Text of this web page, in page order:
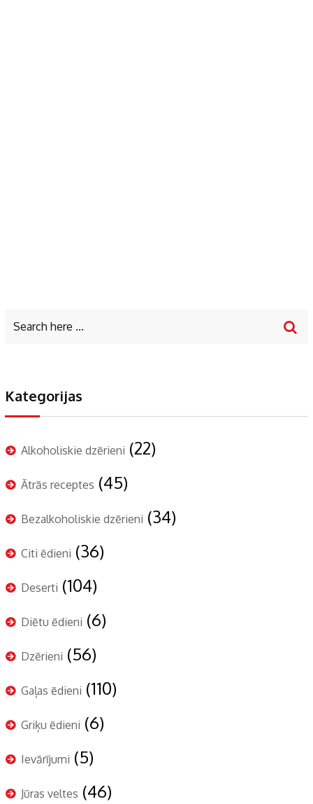
Kategorijas
Alkoholiskie dzērieni (22)
Ātrās receptes (45)
Bezalkoholiskie dzērieni (34)
Citi ēdieni (36)
Deserti (104)
Diētu ēdieni (6)
Dzērieni (56)
Gaļas ēdieni (110)
Griķu ēdieni (6)
Ievārījumi (5)
Jūras veltes (46)